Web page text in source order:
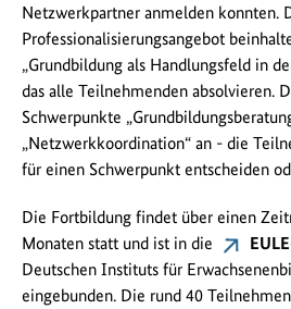
Netzwerkpartner anmelden konnten.
Professionalisierungsangebot
„Grundbildung als Handlungsfeld in
das alle Teilnehmenden absolvieren.
Schwerpunkte
„Netzwerkkoordination“ an - die
für einen Schwerpunkt entscheiden
Die Fortbildung findet über einen
Monaten statt und ist in die
Deutschen Instituts für
eingebunden. Die rund 40